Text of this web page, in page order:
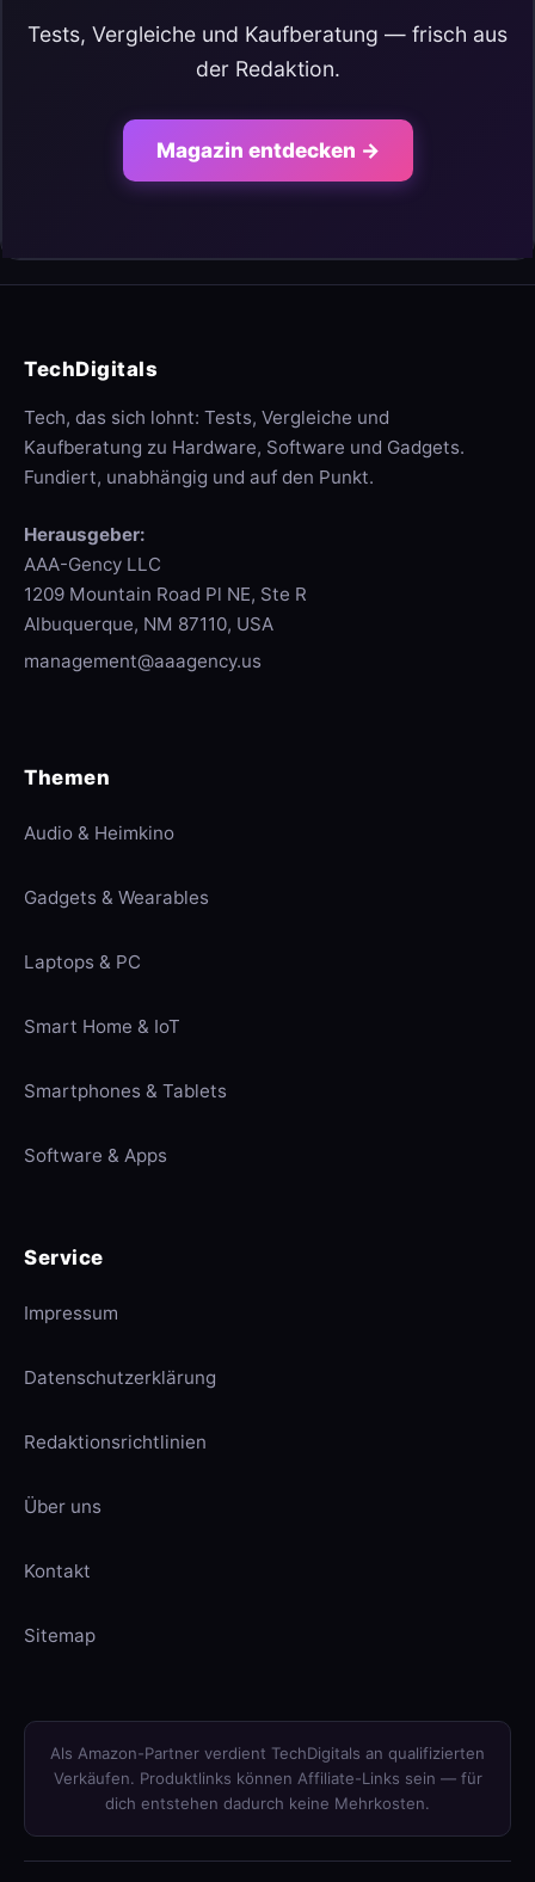
Tests, Vergleiche und Kaufberatung — frisch aus
der Redaktion.
Magazin entdecken →
TechDigitals
Tech, das sich lohnt: Tests, Vergleiche und
Kaufberatung zu Hardware, Software und Gadgets.
Fundiert, unabhängig und auf den Punkt.
Herausgeber:
AAA-Gency LLC
1209 Mountain Road Pl NE, Ste R
Albuquerque, NM 87110, USA
management@aaagency.us
Themen
Audio & Heimkino
Gadgets & Wearables
Laptops & PC
Smart Home & IoT
Smartphones & Tablets
Software & Apps
Service
Impressum
Datenschutzerklärung
Redaktionsrichtlinien
Über uns
Kontakt
Sitemap
Als Amazon-Partner verdient TechDigitals an qualifizierten
Verkäufen. Produktlinks können Affiliate-Links sein — für
dich entstehen dadurch keine Mehrkosten.